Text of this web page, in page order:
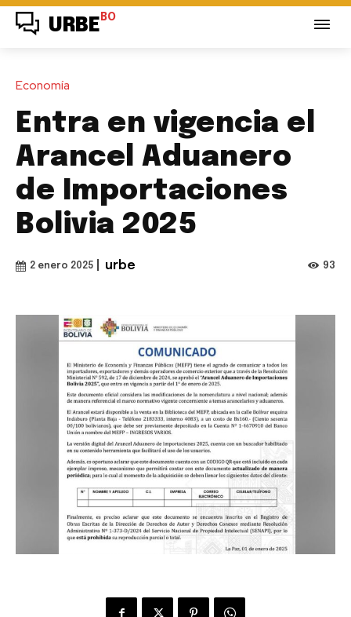
URBE BO
Economía
Entra en vigencia el
Arancel Aduanero
de Importaciones
Bolivia 2025
2 enero 2025 urbe 93